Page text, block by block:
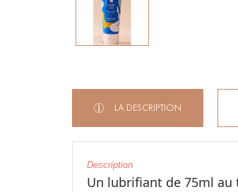
LA DESCRIPTION
Description
Un lubrifiant de 75ml